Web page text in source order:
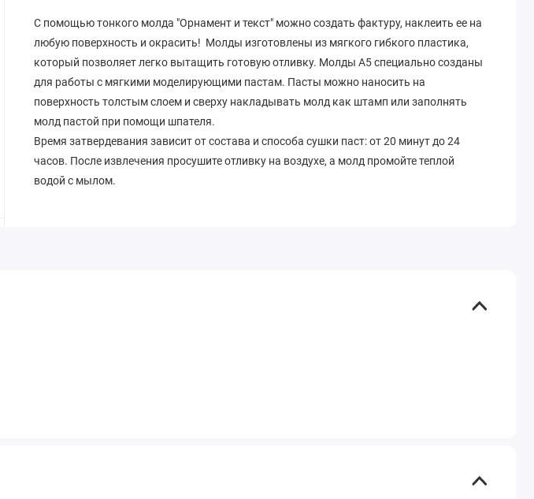
С помощью тонкого молда "Орнамент и текст" можно создать фактуру, наклеить ее на
любую поверхность и окрасить! Молды изготовлены из мягкого гибкого пластика,
который позволяет легко вытащить готовую отливку. Молды A5 специально созданы
для работы с мягкими моделирующими пастам. Пасты можно наносить на
поверхность толстым слоем и сверху накладывать молд как штамп или заполнять
молд пастой при помощи шпателя.
Время затвердевания зависит от состава и способа сушки паст: от 20 минут до 24
часов. После извлечения просушите отливку на воздухе, а молд промойте теплой
водой с мылом.